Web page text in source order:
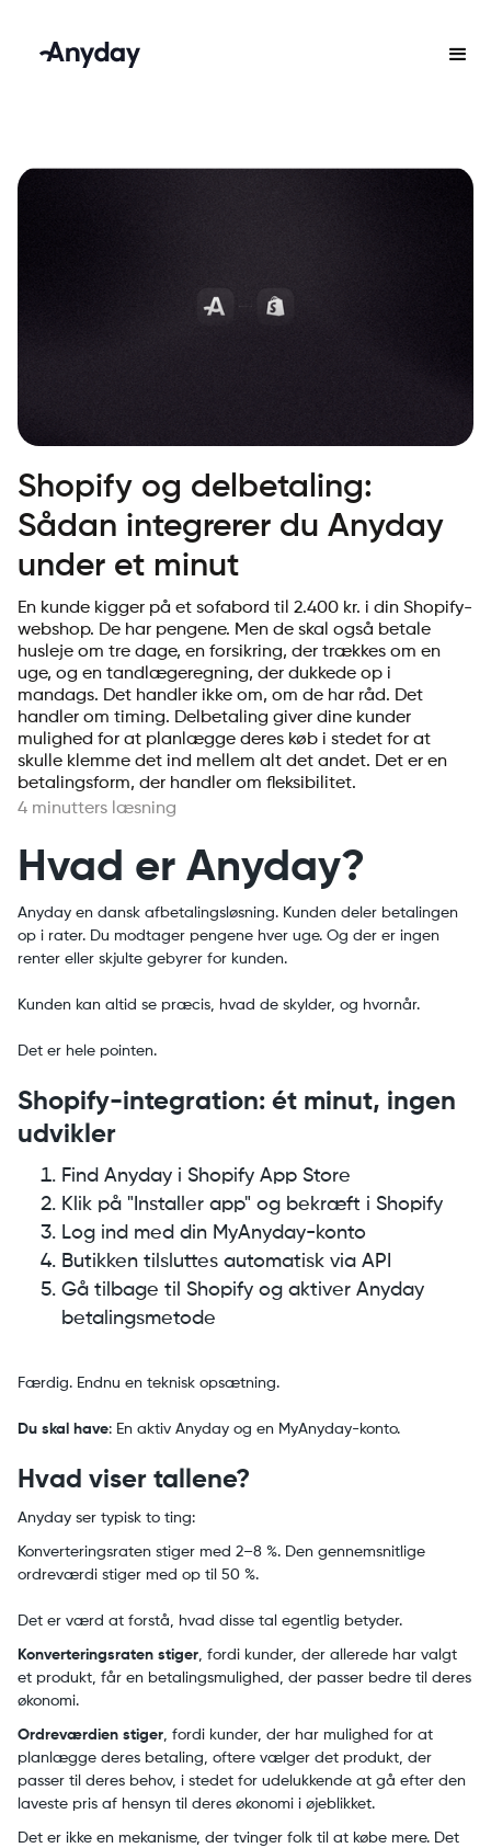
Shopify og delbetaling:
Sådan integrerer du Anyday
under et minut
En kunde kigger på et sofabord til 2.400 kr. i din Shopify-
webshop. De har pengene. Men de skal også betale
husleje om tre dage, en forsikring, der trækkes om en
uge, og en tandlægeregning, der dukkede op i
mandags. Det handler ikke om, om de har råd. Det
handler om timing. Delbetaling giver dine kunder
mulighed for at planlægge deres køb i stedet for at
skulle klemme det ind mellem alt det andet. Det er en
betalingsform, der handler om fleksibilitet.
4 minutters læsning
Hvad er Anyday?
Anyday en dansk afbetalingsløsning. Kunden deler betalingen
op i rater. Du modtager pengene hver uge. Og der er ingen
renter eller skjulte gebyrer for kunden.
Kunden kan altid se præcis, hvad de skylder, og hvornår.
Det er hele pointen.
Shopify-integration: ét minut, ingen
udvikler
Find Anyday i Shopify App Store
Klik på "Installer app" og bekræft i Shopify
Log ind med din MyAnyday-konto
Butikken tilsluttes automatisk via API
Gå tilbage til Shopify og aktiver Anyday
betalingsmetode
Færdig. Endnu en teknisk opsætning.
Du skal have: En aktiv Anyday og en MyAnyday-konto.
Hvad viser tallene?
Anyday ser typisk to ting:
Konverteringsraten stiger med 2–8 %. Den gennemsnitlige
ordreværdi stiger med op til 50 %.
Det er værd at forstå, hvad disse tal egentlig betyder.
Konverteringsraten stiger, fordi kunder, der allerede har valgt
et produkt, får en betalingsmulighed, der passer bedre til deres
økonomi.
Ordreværdien stiger, fordi kunder, der har mulighed for at
planlægge deres betaling, oftere vælger det produkt, der
passer til deres behov, i stedet for udelukkende at gå efter den
laveste pris af hensyn til deres økonomi i øjeblikket.
Det er ikke en mekanisme, der tvinger folk til at købe mere. Det